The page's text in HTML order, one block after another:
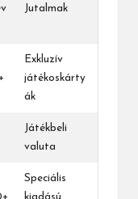
Jutalmak
Exkluzív
játékoskárty
ák
Játékbeli
valuta
Speciális